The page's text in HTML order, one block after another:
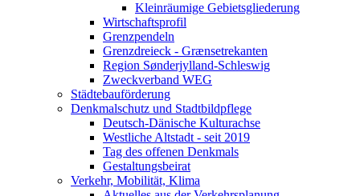
Kleinräumige Gebietsgliederung
Wirtschaftsprofil
Grenzpendeln
Grenzdreieck - Grænsetrekanten
Region Sønderjylland-Schleswig
Zweckverband WEG
Städtebauförderung
Denkmalschutz und Stadtbildpflege
Deutsch-Dänische Kulturachse
Westliche Altstadt - seit 2019
Tag des offenen Denkmals
Gestaltungsbeirat
Verkehr, Mobilität, Klima